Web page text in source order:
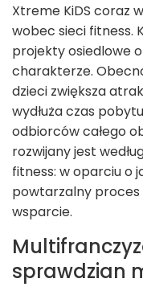
Xtreme KiDS coraz
wobec sieci fitness.
projekty osiedlowe
charakterze.
dzieci zwiększa
wydłuża czas
odbiorców całego
rozwijany jest
fitness: w oparciu o
powtarzalny
wsparcie.
sprawdzian